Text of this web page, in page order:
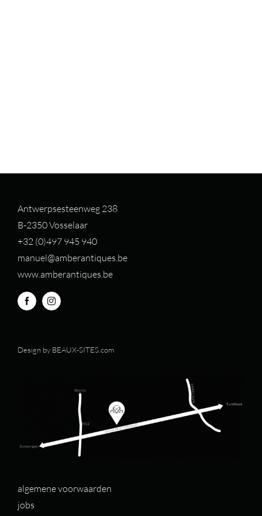
Antwerpsesteenweg 238
B-2350 Vosselaar
+32 (0)497 945 940
manuel@amberantiques.be
www.amberantiques.be
Design by BEAUX-SITES.com
algemene voorwaarden
jobs